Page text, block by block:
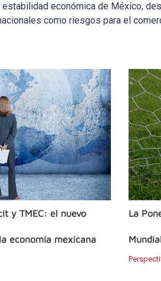
económica de México,
como riesgos para el
y TMEC: el nuevo
economía mexicana
La